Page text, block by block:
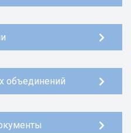
объединений